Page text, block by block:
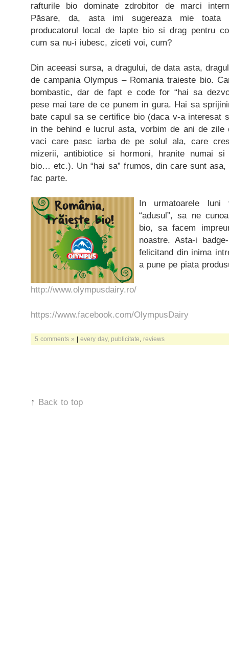
rafturile bio dominate zdrobitor de marci
Păsare, da, asta imi sugereaza mie toata
producatorul local de lapte bio si drag pentru
cum sa nu-i iubesc, ziceti voi, cum?
Din aceeasi sursa, a dragului, de data asta,
de campania Olympus – Romania traieste bio.
bombastic, dar de fapt e code for “hai sa
pese mai tare de ce punem in gura. Hai sa
bate capul sa se certifice bio (daca v-a interesat
in the behind e lucrul asta, vorbim de ani de
vaci care pasc iarba de pe solul ala, care
mizerii, antibiotice si hormoni, hranite numai
bio… etc.). Un “hai sa” frumos, din care sunt
fac parte.
In urmatoarele
“adusul”, sa ne
bio, sa facem
noastre. Asta-i
felicitand din inima
a pune pe piata
http://www.olympusdairy.ro/
https://www.facebook.com/OlympusDairy
5 comments » | every day, publicitate reviews
↑ Back to top